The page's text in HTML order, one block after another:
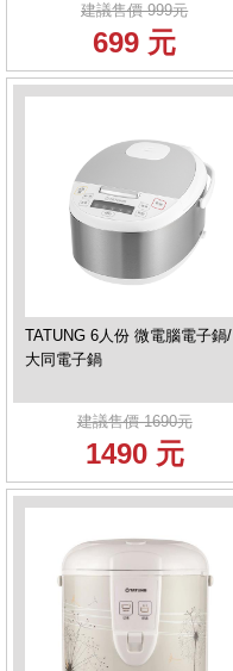
建議售價 999元
699 元
TATUNG 6人份 微電腦電子鍋/
大同電子鍋
建議售價 1690元
1490 元